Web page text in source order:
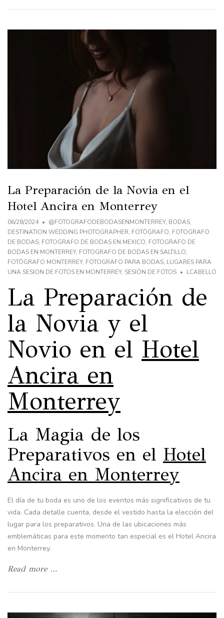
La Preparación de la Novia en el
Hotel Ancira en Monterrey
06/28/2024 @FOTOGRAFODEBODASENMONTERREY, BODAS,
DESTINATION WEDDING PHOTOGRAPHER, FOTÓGRAFO, FOTOGRAFO
DE BODAS, FOTOGRAFO DE BODAS EN MEXICO, FOTOGRAFO DE
BODAS EN MONTERREY, FOTOGRAFO DE BODAS EN SALTILLO,
FOTÓGRAFO MONTERREY, FOTOGRAFO PARA BODAS, LUGARES PARA
UNA SESION DE FOTOS EN MONTERREY, SESIÓN DE FOTOS LCABELLO
La Preparación de
la Novia y el
Novio en el Hotel
Ancira en
Monterrey
La Magia de los
Preparativos en el Hotel
Ancira en Monterrey
El día de tu boda es uno de los eventos más significativos de tu
vida. Cada detalle cuenta, desde el vestido hasta la elección del
lugar para los preparativos. Una de las ubicaciones más
emblemáticas para este momento tan especial es el Hotel Ancira
en Monterrey.
Read more …